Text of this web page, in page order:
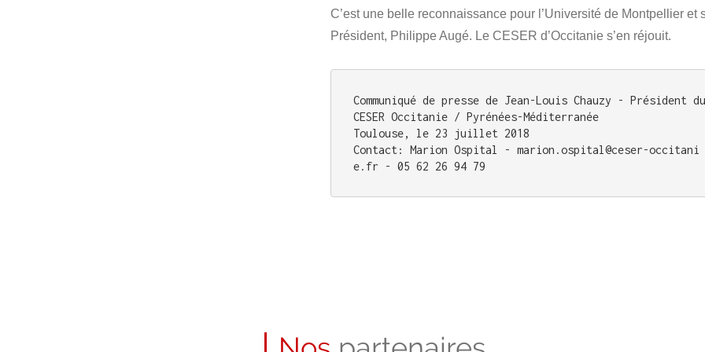
C’est une belle reconnaissance pour l’Université de Montpellier et
Président, Philippe Augé. Le CESER d’Occitanie s’en réjouit.
Communiqué de presse de Jean-Louis Chauzy - Président
CESER Occitanie / Pyrénées-Méditerranée
Toulouse, le 23 juillet 2018
Contact: Marion Ospital - marion.ospital@ceser-occitani
e.fr - 05 62 26 94 79